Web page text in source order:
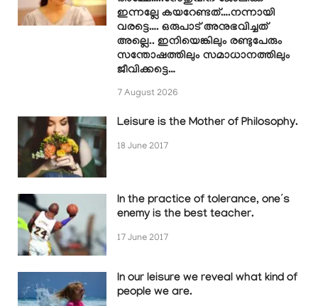
ഇന്നല്ലേ കയറേണ്ടത്….നന്നായി
വരട്ടെ…. ഒരുപാട് അനുഭവിച്ചത്
അല്ലെ.. ഇനിയെങ്കിലും രണ്ടുപേരും
സന്തോഷത്തിലും സമാധാനത്തിലും
ജീവിക്കട്ടെ…
7 August 2026
Leisure is the Mother of Philosophy.
18 June 2017
In the practice of tolerance, one’s
enemy is the best teacher.
17 June 2017
In our leisure we reveal what kind of
people we are.